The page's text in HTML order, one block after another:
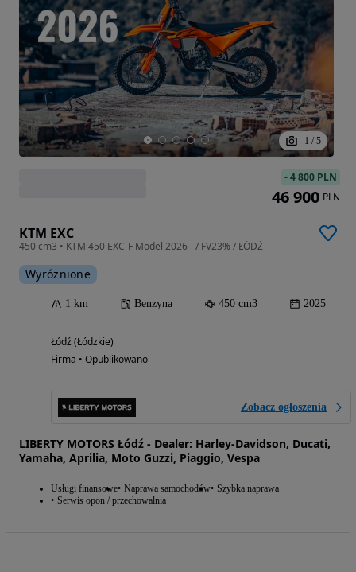
1 / 5
KTM EXC
450 cm3 • KTM 450 EXC-F Model 2026 - / FV23% / ŁÓDŹ
Wyróżnione
1 km Benzyna 450 cm3 2025
Łódź (Łódzkie)
Firma • Opublikowano
Zobacz ogłoszenia
LIBERTY MOTORS Łódź - Dealer: Harley-Davidson, Ducati,
Yamaha, Aprilia, Moto Guzzi, Piaggio, Vespa
Usługi finansowe Naprawa samochodów Szybka naprawa
Serwis opon / przechowalnia
-4 800 PLN
46 900 PLN